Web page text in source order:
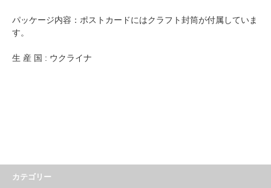
パッケージ内容：ポストカードにはクラフト封筒が付属していま
す。
生 産 国 : ウクライナ
カテゴリー